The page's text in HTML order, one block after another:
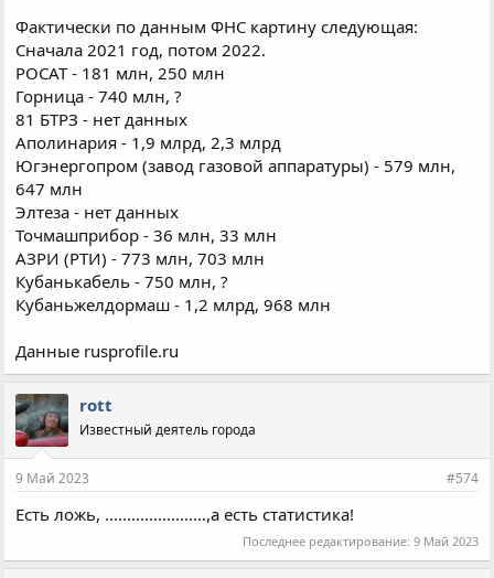
Фактически по данным ФНС картину следующая:
Сначала 2021 год, потом 2022.
РОСАТ - 181 млн, 250 млн
Горница - 740 млн, ?
81 БТРЗ - нет данных
Аполинария - 1,9 млрд, 2,3 млрд
Югэнергопром (завод газовой аппаратуры) - 579 млн,
647 млн
Элтеза - нет данных
Точмашприбор - 36 млн, 33 млн
АЗРИ (РТИ) - 773 млн, 703 млн
Кубанькабель - 750 млн, ?
Кубаньжелдормаш - 1,2 млрд, 968 млн
Данные rusprofile.ru
rott
Известный деятель города
9 Май 2023 #574
Есть ложь, .......................,а есть статистика!
Последнее редактирование: 9 Май 2023